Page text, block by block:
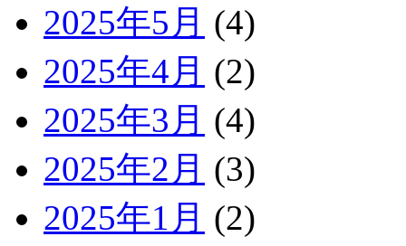
2025年5月 (4)
2025年4月 (2)
2025年3月 (4)
2025年2月 (3)
2025年1月 (2)